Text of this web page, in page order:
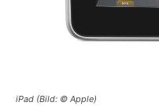
iPad (Bild: © Apple)